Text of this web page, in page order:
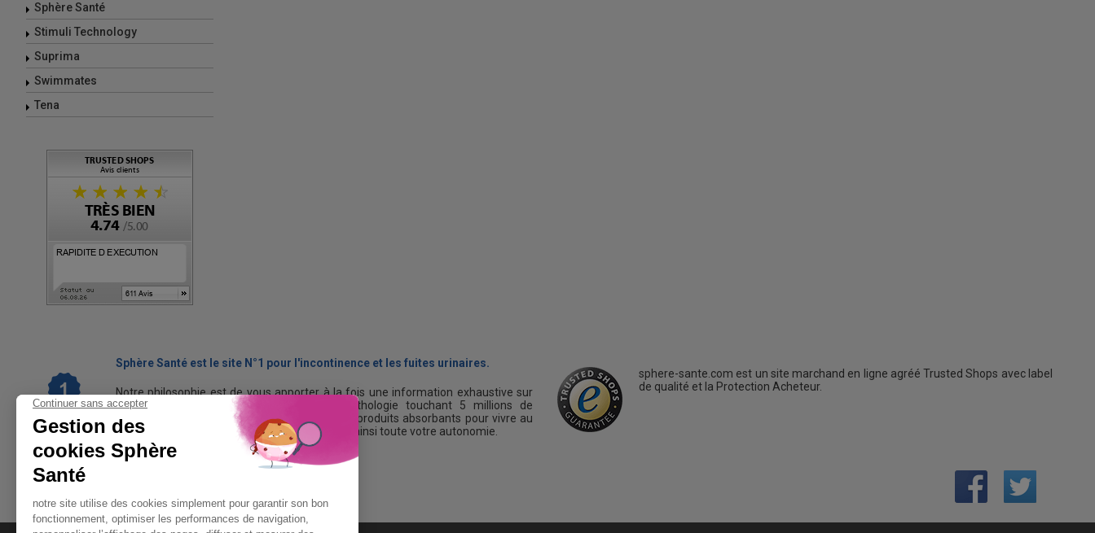
Sphère Santé
Stimuli Technology
Suprima
Swimmates
Tena
Sphère Santé est le site N°1 pour l'incontinence et les fuites urinaires.
Notre philosophie est de vous apporter à la fois une information exhaustive sur
les causes et les traitements de cette pathologie touchant 5 millions de
personnes en France, ainsi qu'une gamme de produits absorbants pour vivre au
quotidien avec les fuites urinaires et retrouver ainsi toute votre autonomie.
sphere-sante.com est un site marchand en ligne agréé Trusted Shops avec label
de qualité et la Protection Acheteur.